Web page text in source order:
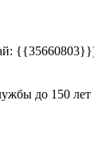
до 150 лет